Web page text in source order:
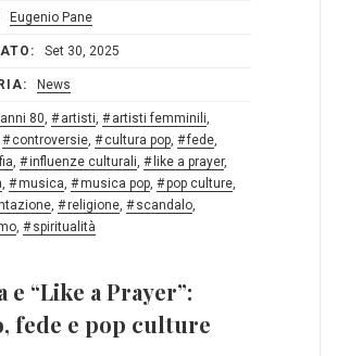
Eugenio Pane
Set 30, 2025
News
anni 80 artisti artisti femminili
controversie cultura pop fede
influenze culturali like a prayer,
musica musica pop pop culture
religione scandalo
spiritualità
e “Like a Prayer”:
fede e pop culture